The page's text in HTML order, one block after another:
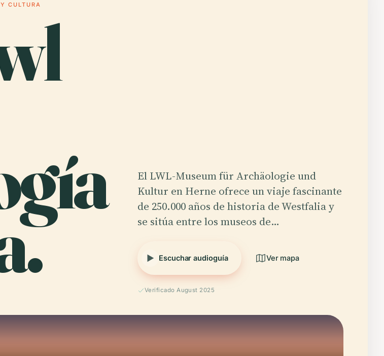
CULTURA
El LWL-Museum für Archäologie und
Kultur en Herne ofrece un viaje fascinante
de 250.000 años de historia de Westfalia y
se sitúa entre los museos de…
Escuchar audioguía Ver mapa
Verificado August 2025